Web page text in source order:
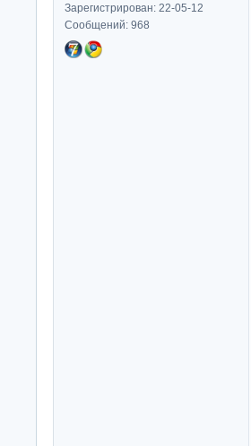
Зарегистрирован: 22-05-12
Сообщений: 968